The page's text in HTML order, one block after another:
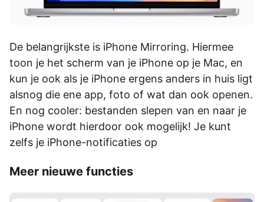
De belangrijkste is iPhone Mirroring. Hiermee
toon je het scherm van je iPhone op je Mac, en
kun je ook als je iPhone ergens anders in huis ligt
alsnog die ene app, foto of wat dan ook openen.
En nog cooler: bestanden slepen van en naar je
iPhone wordt hierdoor ook mogelijk! Je kunt
zelfs je iPhone-notificaties op
Meer nieuwe functies